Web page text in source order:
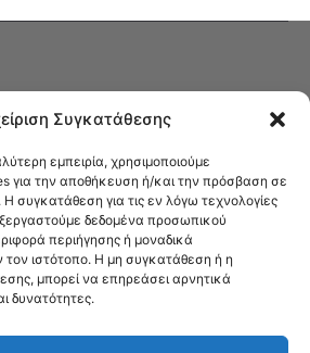
Συγκατάθεσης
εμπειρία, χρησιμοποιούμε
για την αποθήκευση ή/και την πρόσβαση σε
συγκατάθεση για τις εν λόγω τεχνολογίες
δεδομένα προσωπικού
περιήγησης ή μοναδικά
ιστότοπο. Η μη συγκατάθεση ή η
μπορεί να επηρεάσει αρνητικά
δυνατότητες.
τις ειδήσεις που αφορούν την Νέα
καυτή αρθρογραφία, καθώς και